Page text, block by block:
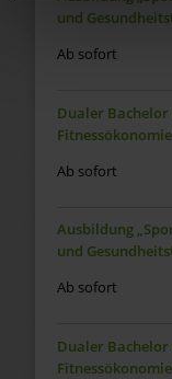
und
Ab sofort
Dualer Bachelor
Ab sofort
Ausbildung
und
Ab sofort
Dualer Bachelor